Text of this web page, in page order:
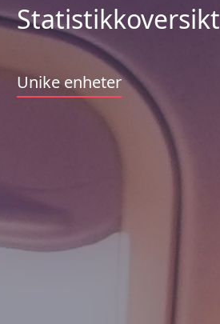
Statistikkoversikt
Unike enheter